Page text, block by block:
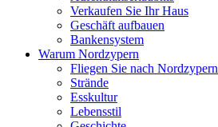
Verkaufen Sie Ihr Haus
Geschäft aufbauen
Bankensystem
Warum Nordzypern
Fliegen Sie nach Nordzypern
Strände
Esskultur
Lebensstil